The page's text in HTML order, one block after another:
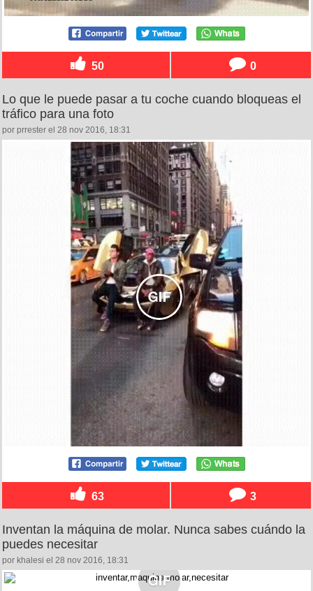
50 0
Lo que le puede pasar a tu coche cuando bloqueas el
tráfico para una foto
por prrester el 28 nov 2016, 18:31
63 3
Inventan la máquina de molar. Nunca sabes cuándo la
puedes necesitar
por khalesi el 28 nov 2016, 18:31